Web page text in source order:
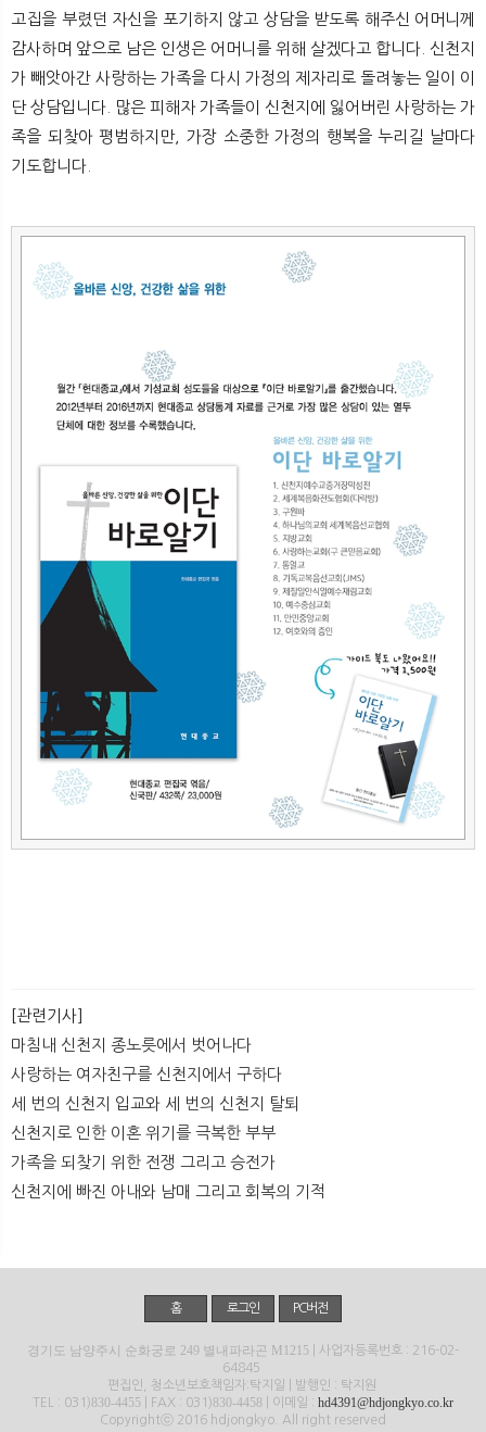
고집을 부렸던 자신을 포기하지 않고 상담을 받도록 해주신 어머니께
감사하며 앞으로 남은 인생은 어머니를 위해 살겠다고 합니다. 신천지
가 빼앗아간 사랑하는 가족을 다시 가정의 제자리로 돌려놓는 일이 이
단 상담입니다. 많은 피해자 가족들이 신천지에 잃어버린 사랑하는 가
족을 되찾아 평범하지만, 가장 소중한 가정의 행복을 누리길 날마다
기도합니다.
[관련기사]
마침내 신천지 종노릇에서 벗어나다
사랑하는 여자친구를 신천지에서 구하다
세 번의 신천지 입교와 세 번의 신천지 탈퇴
신천지로 인한 이혼 위기를 극복한 부부
가족을 되찾기 위한 전쟁 그리고 승전가
신천지에 빠진 아내와 남매 그리고 회복의 기적
홈 로그인 PC버전
경기도 남양주시 순화궁로 249 별내파라곤 M1215 | 사업자등록번호 : 216-02-
64845
편집인, 청소년보호책임자:탁지일 | 발행인 : 탁지원
TEL : 031)830-4455 | FAX : 031)830-4458 | 이메일 : hd4391@hdjongkyo.co.kr
Copyrightⓒ 2016 hdjongkyo. All right reserved